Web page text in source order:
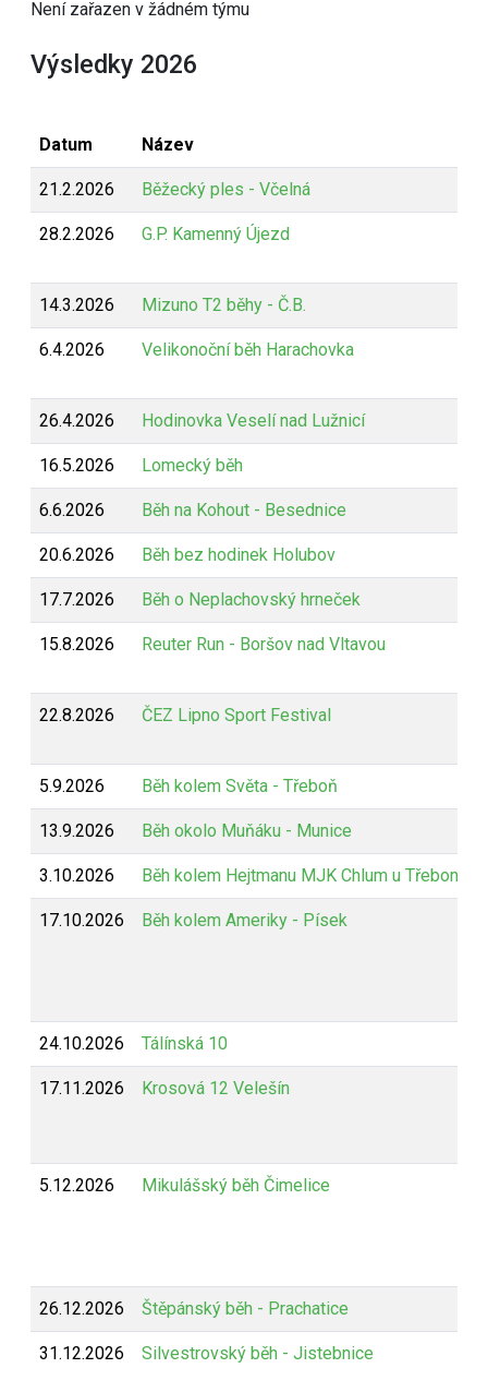
Není zařazen v žádném týmu
Výsledky 2026
Datum Název
21.2.2026 Běžecký ples - Včelná
28.2.2026 G.P. Kamenný Újezd
14.3.2026 Mizuno T2 běhy - Č.B.
6.4.2026 Velikonoční běh Harachovka
26.4.2026 Hodinovka Veselí nad Lužnicí
16.5.2026 Lomecký běh
6.6.2026 Běh na Kohout - Besednice
20.6.2026 Běh bez hodinek Holubov
17.7.2026 Běh o Neplachovský hrneček
15.8.2026 Reuter Run - Boršov nad Vltavou
22.8.2026 ČEZ Lipno Sport Festival
5.9.2026 Běh kolem Světa - Třeboň
13.9.2026 Běh okolo Muňáku - Munice
3.10.2026 Běh kolem Hejtmanu MJK Chlum u Třeboně
17.10.2026 Běh kolem Ameriky - Písek
24.10.2026 Tálínská 10
17.11.2026 Krosová 12 Velešín
5.12.2026 Mikulášský běh Čimelice
26.12.2026 Štěpánský běh - Prachatice
31.12.2026 Silvestrovský běh - Jistebnice